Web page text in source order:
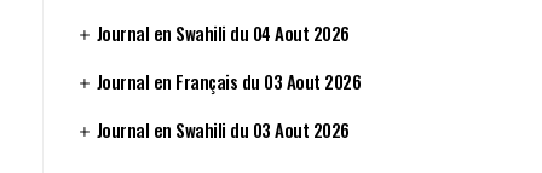
Journal en Swahili du 04 Aout 2026
Journal en Français du 03 Aout 2026
Journal en Swahili du 03 Aout 2026